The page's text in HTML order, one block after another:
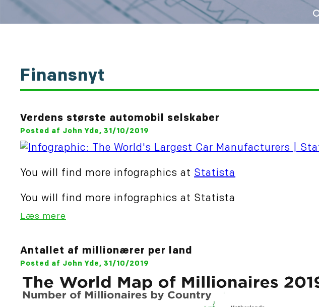
Finansnyt
Verdens største automobil selskaber
Posted af John Yde, 31/10/2019
You will find more infographics at Statista
You will find more infographics at Statista
Læs mere
Antallet af millionærer per land
Posted af John Yde, 31/10/2019